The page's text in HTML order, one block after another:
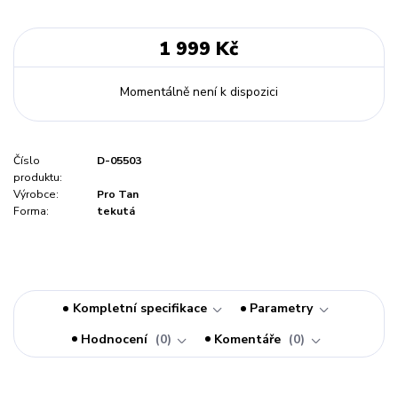
1 999 Kč
Momentálně není k dispozici
Číslo
produktu:
D-05503
Výrobce:
Pro Tan
Forma:
tekutá
Kompletní specifikace
Parametry
Hodnocení
0 Komentáře 0